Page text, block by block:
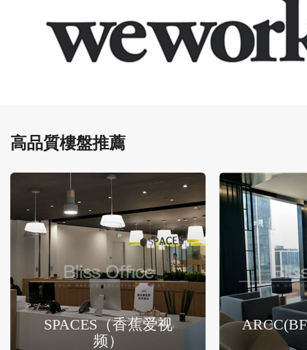
高品質樓盤推薦
SPACES（香蕉爱视
频）